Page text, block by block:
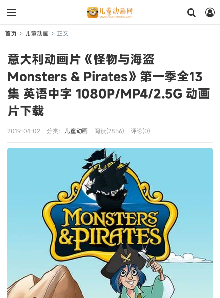
首页 > 儿童动画 > 正文
意大利动画片《怪物与海盗
Monsters & Pirates》第一季全13
集 英语中字 1080P/MP4/2.5G 动画
片下载
2019-04-02 分类： 儿童动画 阅读(2856) 评论(0)